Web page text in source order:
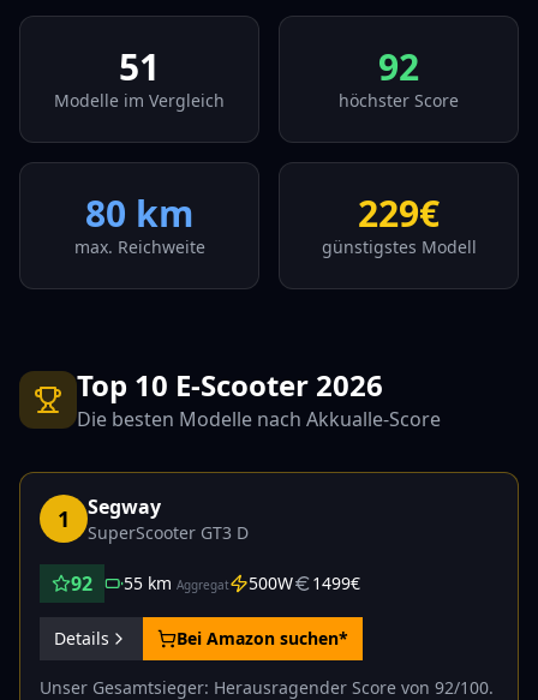
51
Modelle im Vergleich
92
höchster Score
80 km
max. Reichweite
229€
günstigstes Modell
Top 10 E-Scooter 2026
Die besten Modelle nach Akkualle-Score
1 Segway
SuperScooter GT3 D
92 55 km Aggregat 500W 1499€
Details Bei Amazon suchen*
Unser Gesamtsieger: Herausragender Score von 92/100.